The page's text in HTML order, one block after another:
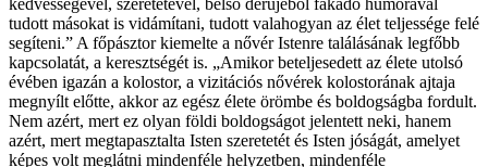
tudott másokat is vidámítani, tudott valahogyan az élet teljessége felé
segíteni.” A főpásztor kiemelte a nővér Istenre találásának legfőbb
kapcsolatát, a keresztségét is. „Amikor beteljesedett az élete utolsó
évében igazán a kolostor, a vizitációs nővérek kolostorának ajtaja
megnyílt előtte, akkor az egész élete örömbe és boldogságba fordult.
Nem azért, mert ez olyan földi boldogságot jelentett neki, hanem
azért, mert megtapasztalta Isten szeretetét és Isten jóságát, amelyet
képes volt meglátni mindenféle helyzetben, mindenféle